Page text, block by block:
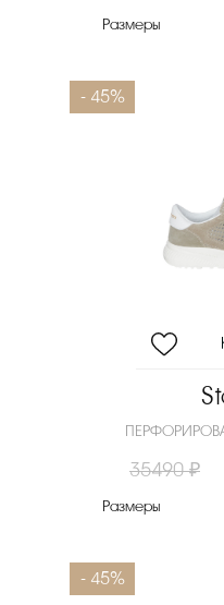
Размеры
- 45%
35490 ₽
Размеры
- 45%